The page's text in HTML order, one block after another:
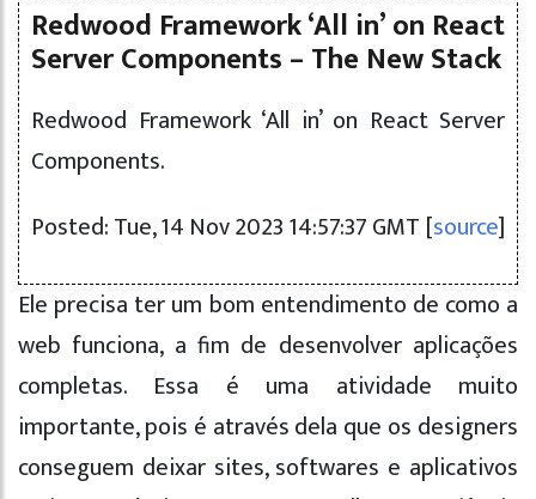
Redwood Framework ‘All in’ on React
Server Components – The New Stack
Redwood Framework ‘All in’ on React Server
Components.
Posted: Tue, 14 Nov 2023 14:57:37 GMT [source]
Ele precisa ter um bom entendimento de como a
web funciona, a fim de desenvolver aplicações
completas. Essa é uma atividade muito
importante, pois é através dela que os designers
conseguem deixar sites, softwares e aplicativos